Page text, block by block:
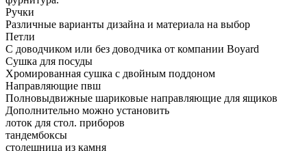
Ручки
Различные варианты дизайна и материала на выбор
Петли
С доводчиком или без доводчика от компании Boyard
Сушка для посуды
Хромированная сушка с двойным поддоном
Направляющие пвш
Полновыдвижные шариковые направляющие для ящиков
Дополнительно можно установить
лоток для стол. приборов
тандембоксы
столешница из камня